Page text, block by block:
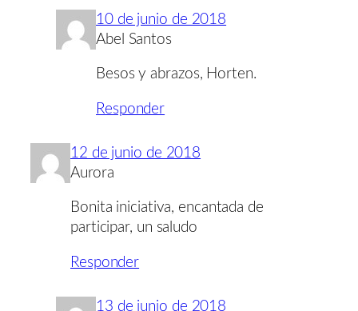
10 de junio de 2018
Abel Santos
Besos y abrazos, Horten.
Responder
12 de junio de 2018
Aurora
Bonita iniciativa, encantada de
participar, un saludo
Responder
13 de junio de 2018